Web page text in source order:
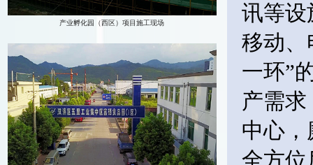
讯等设
移动、
一环”
产需
中心
全方位